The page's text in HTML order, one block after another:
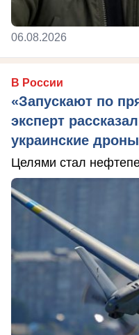
06.08.2026
В России
«Запускают по
эксперт
украинские
Целями стал